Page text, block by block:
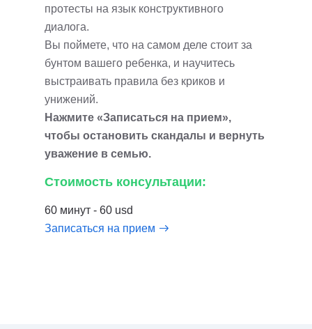
протесты на язык конструктивного
диалога.
Вы поймете, что на самом деле стоит за
бунтом вашего ребенка, и научитесь
выстраивать правила без криков и
унижений.
Нажмите «Записаться на прием»,
чтобы остановить скандалы и вернуть
уважение в семью.
Стоимость консультации:
60 минут - 60 usd
Записаться на прием